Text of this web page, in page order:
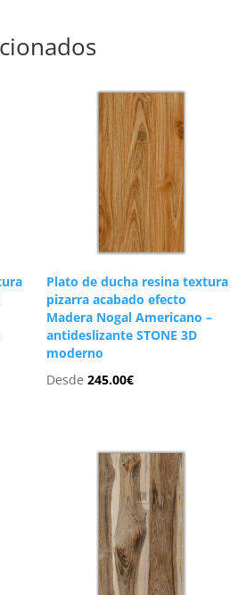
Plato de ducha resina textura
pizarra acabado efecto
Madera Nogal Americano –
antideslizante STONE 3D
moderno
Desde 245.00€